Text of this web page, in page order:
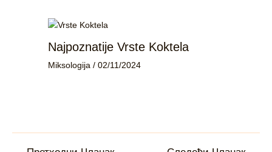
Najpoznatije Vrste Koktela
Miksologija / 02/11/2024